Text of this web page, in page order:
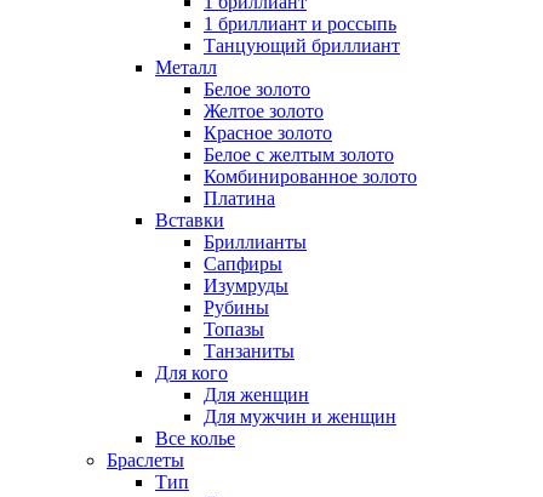
1 бриллиант и россыпь
Танцующий бриллиант
Металл
Белое золото
Желтое золото
Красное золото
Белое с желтым золото
Комбинированное золото
Платина
Вставки
Бриллианты
Сапфиры
Изумруды
Рубины
Топазы
Танзаниты
Для кого
Для женщин
Для мужчин и женщин
Все колье
Браслеты
Тип